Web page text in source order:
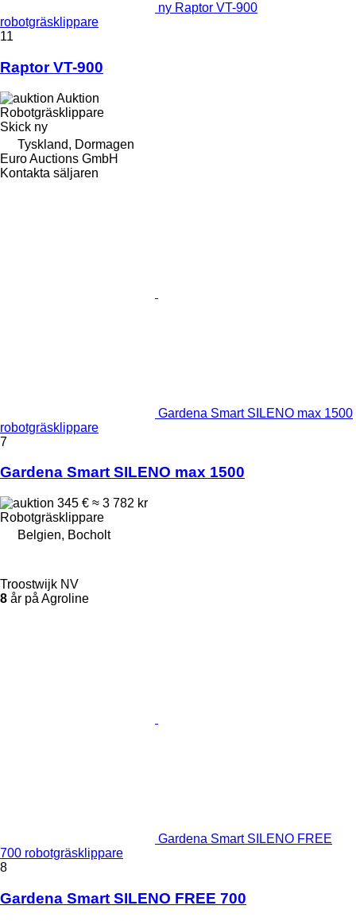
ny Raptor VT-900
robotgräsklippare
11
Raptor VT-900
Auktion
Robotgräsklippare
Skick ny
Tyskland, Dormagen
Euro Auctions GmbH
Kontakta säljaren
Gardena Smart SILENO max 1500
robotgräsklippare
7
Gardena Smart SILENO max 1500
345 € ≈ 3 782 kr
Robotgräsklippare
Belgien, Bocholt
Troostwijk NV
8 år på Agroline
Gardena Smart SILENO FREE
700 robotgräsklippare
8
Gardena Smart SILENO FREE 700